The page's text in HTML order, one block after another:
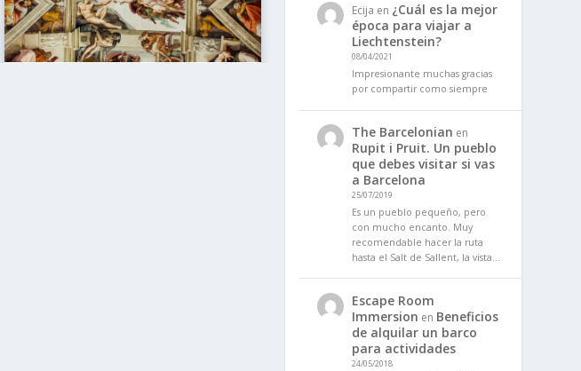
Ecija en ¿Cuál es la mejor
época para viajar a
Liechtenstein?
08/04/2021
Impresionante muchas gracias
por compartir como siempre
The Barcelonian en
Rupit i Pruit. Un pueblo
que debes visitar si vas
a Barcelona
25/07/2019
Es un pueblo pequeño, pero
con mucho encanto. Muy
recomendable hacer la ruta
hasta el Salt de Sallent, la vista…
Escape Room
Immersion en Beneficios
de alquilar un barco
para actividades
24/05/2018